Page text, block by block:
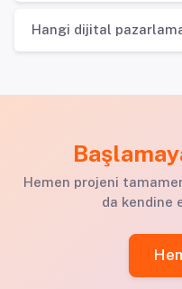
Hangi dijital
Hemen projeni
da kendine